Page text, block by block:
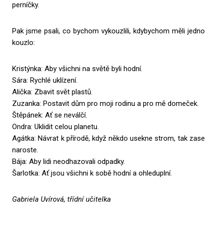
perníčky.
Pak jsme psali, co bychom vykouzlili, kdybychom měli jedno
kouzlo:
Kristýnka: Aby všichni na světě byli hodní.
Sára: Rychlé uklízení.
Alička: Zbavit svět plastů.
Zuzanka: Postavit dům pro moji rodinu a pro mě domeček.
Štěpánek: Ať se neválčí.
Ondra: Uklidit celou planetu.
Agátka: Návrat k přírodě, když někdo usekne strom, tak zase
naroste.
Bája: Aby lidi neodhazovali odpadky.
Šarlotka: Ať jsou všichni k sobě hodní a ohleduplní.
Gabriela Uvírová, třídní učitelka